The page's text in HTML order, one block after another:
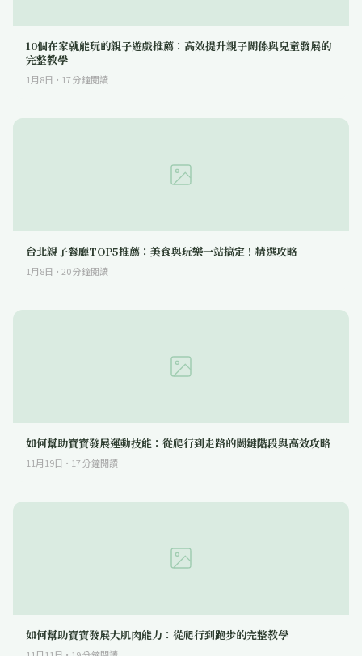
10個在家就能玩的親子遊戲推薦：高效提升親子關係與兒童發展的
完整教學
1月8日 · 17分鐘閱讀
台北親子餐廳TOP5推薦：美食與玩樂一站搞定！精選攻略
1月8日 · 20分鐘閱讀
如何幫助寶寶發展運動技能：從爬行到走路的關鍵階段與高效攻略
11月19日 · 17分鐘閱讀
如何幫助寶寶發展大肌肉能力：從爬行到跑步的完整教學